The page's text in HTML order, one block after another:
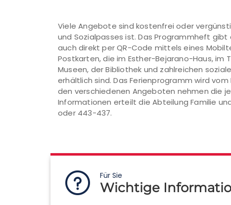
Viele Angebote sind kostenfrei oder
und Sozialpasses ist. Das Programmheft
auch direkt per QR-Code mittels eines
Postkarten, die im Esther-Bejarano-Haus, im
Museen, der Bibliothek und zahlreichen
erhältlich sind. Das Ferienprogramm wird
den verschiedenen Angeboten nehmen die
Informationen erteilt die Abteilung Familie
oder 443-437.
Für Sie
Wichtige